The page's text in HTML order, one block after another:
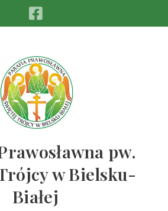
pw.
w Bielsku-
Białej